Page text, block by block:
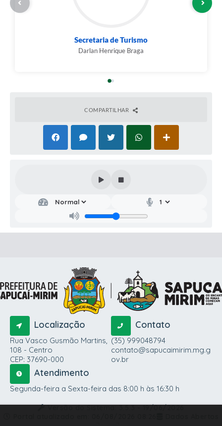
Secretaria de Turismo
Darlan Henrique Braga
COMPARTILHAR
Localização
Rua Vasco Gusmão Martins,
108 - Centro
CEP: 37690-000
Contato
(35) 999048794
contato@sapucaimirim.mg.g
ov.br
Atendimento
Segunda-feira a Sexta-feira das 8:00 h às 16:30 h
Versão do Sistema:3.5.3 - 19/06/2026